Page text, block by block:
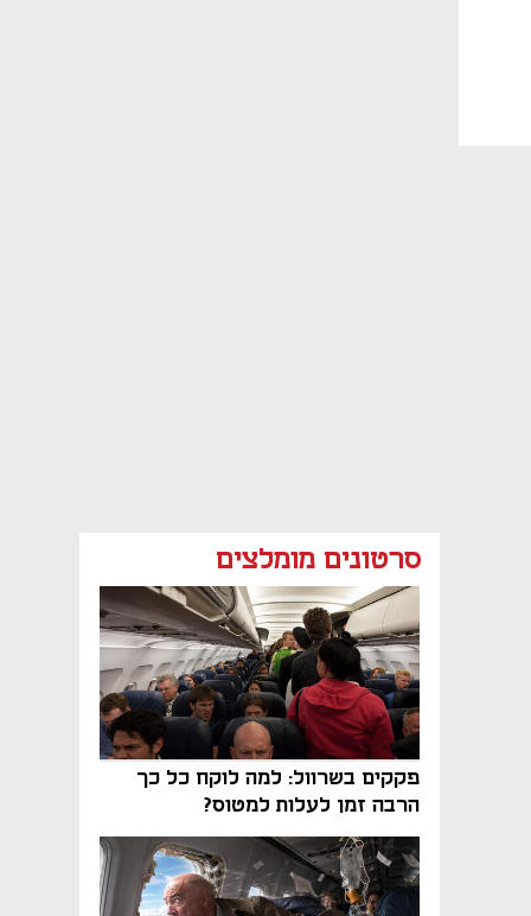
סרטונים מומלצים
פקקים בשרוול: למה לוקח כל כך
הרבה זמן לעלות למטוס?